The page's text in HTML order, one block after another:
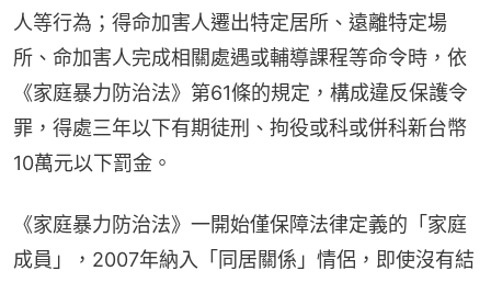
人等行為；得命加害人遷出特定居所、遠離特定場
所、命加害人完成相關處遇或輔導課程等命令時，依
《家庭暴力防治法》第61條的規定，構成違反保護令
罪，得處三年以下有期徒刑、拘役或科或併科新台幣
10萬元以下罰金。
《家庭暴力防治法》一開始僅保障法律定義的「家庭
成員」，2007年納入「同居關係」情侶，即使沒有結